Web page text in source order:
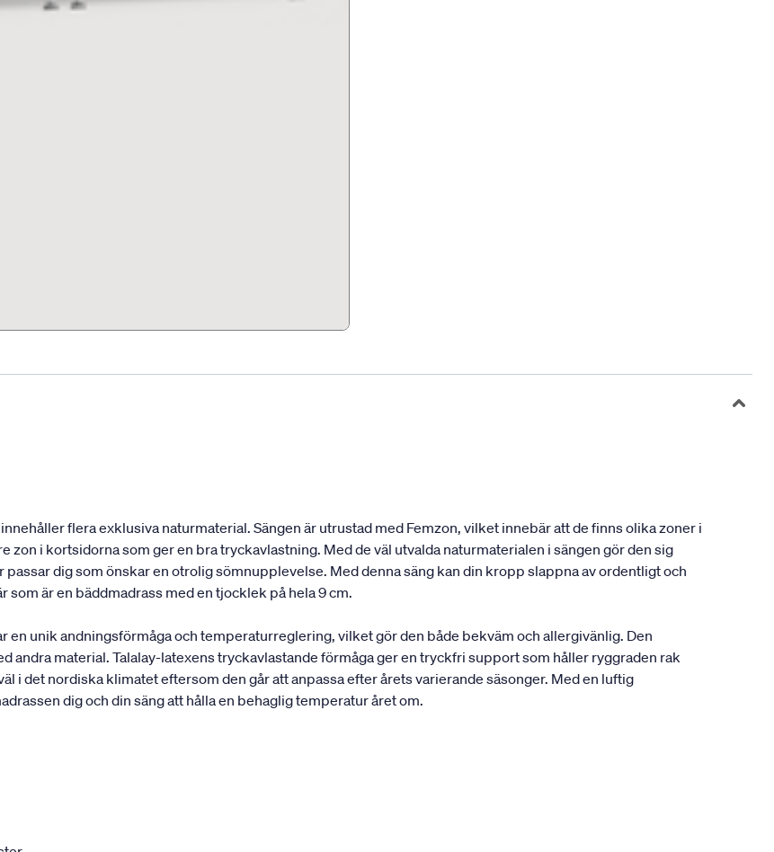
flera exklusiva naturmaterial. Sängen är utrustad med Femzon, vilket innebär att de finns olika zoner i
zon i kortsidorna som ger en bra tryckavlastning. Med de väl utvalda naturmaterialen i sängen gör den sig
dig som önskar en otrolig sömnupplevelse. Med denna säng kan din kropp slappna av ordentligt och
är en bäddmadrass med en tjocklek på hela 9 cm.
en unik andningsförmåga och temperaturreglering, vilket gör den både bekväm och allergivänlig. Den
material. Talalay-latexens tryckavlastande förmåga ger en tryckfri support som håller ryggraden rak
i det nordiska klimatet eftersom den går att anpassa efter årets varierande säsonger. Med en luftig
dig och din säng att hålla en behaglig temperatur året om.